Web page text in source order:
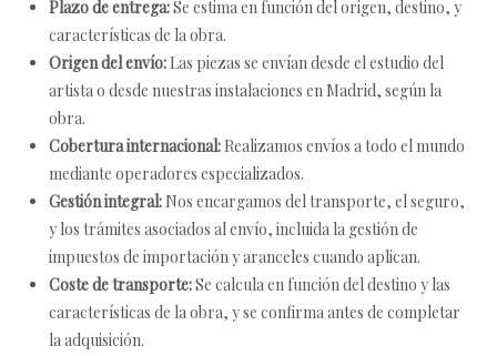
Plazo de entrega:Se estima en función del origen, destino, y
características de la obra.
Origen del envío: Las piezas se envían desde el estudio del
artista o desde nuestras instalaciones en Madrid, según la
obra.
Cobertura internacional: Realizamos envíos a todo el mundo
mediante operadores especializados.
Gestión integral: Nos encargamos del transporte, el seguro,
y los trámites asociados al envío, incluida la gestión de
impuestos de importación y aranceles cuando aplican.
Coste de transporte:Se calcula en función del destino y las
características de la obra, y se confirma antes de completar
la adquisición.